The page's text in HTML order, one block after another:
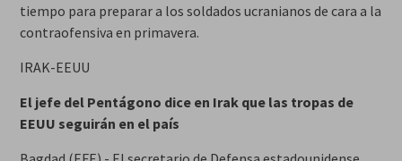
tiempo para preparar a los soldados ucranianos de cara a la
contraofensiva en primavera.
IRAK-EEUU
El jefe del Pentágono dice en Irak que las tropas de
EEUU seguirán en el país